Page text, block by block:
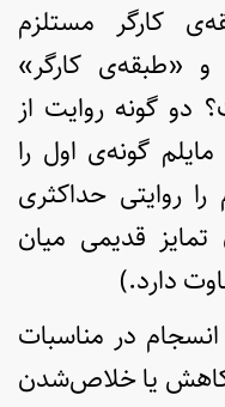
کارگر مستلزم
«طبقه‌ی کارگر»
دو گونه روایت از
گونه‌ی اول را
روایتی حداکثری
تمایز قدیمی میان
دارد.)
در مناسبات
کاهش یا خلاص‌شدن